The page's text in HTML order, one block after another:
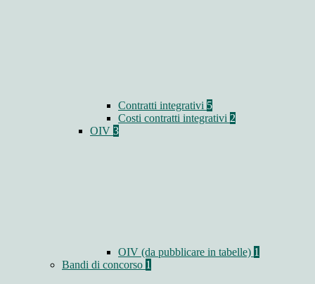
Contratti integrativi 5
Costi contratti integrativi 2
OIV 3
OIV (da pubblicare in tabelle) 1
Bandi di concorso 1